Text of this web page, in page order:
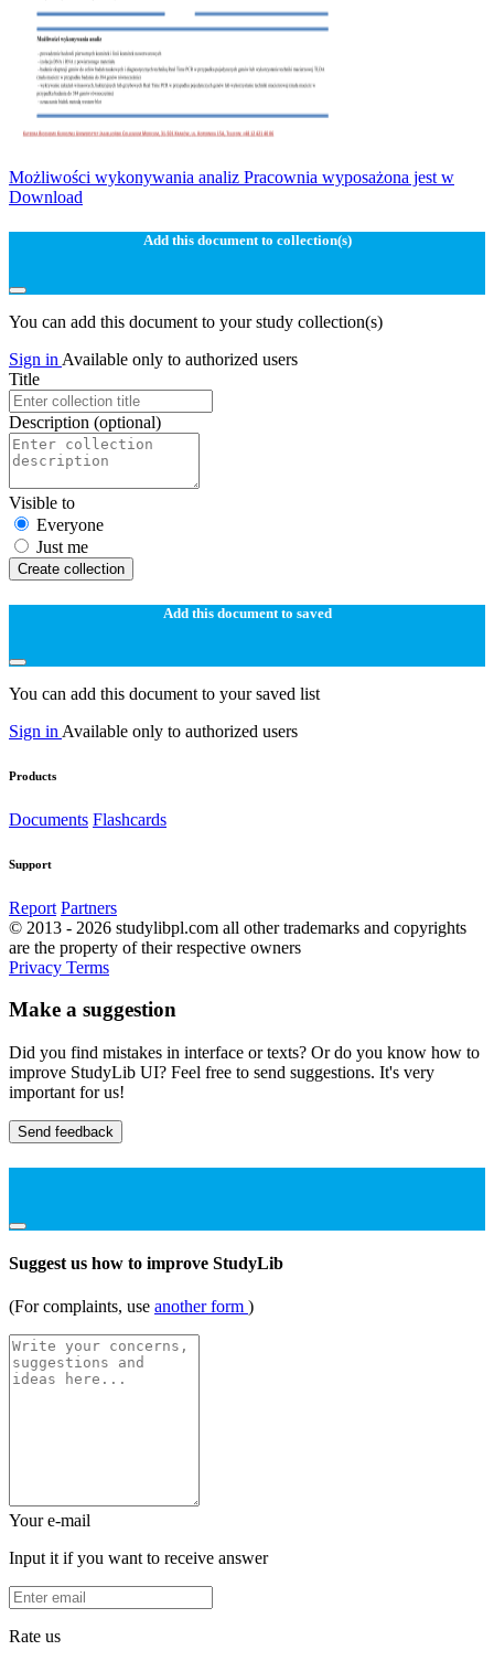
Możliwości wykonywania analiz Pracownia wyposażona jest w
Download
Add this document to collection(s)
You can add this document to your study collection(s)
Sign in Available only to authorized users
Title
Description (optional)
Visible to
Everyone
Just me
Create collection
Add this document to saved
You can add this document to your saved list
Sign in Available only to authorized users
Products
Documents Flashcards
Support
Report Partners
© 2013 - 2026 studylibpl.com all other trademarks and copyrights
are the property of their respective owners
Privacy Terms
Make a suggestion
Did you find mistakes in interface or texts? Or do you know how to
improve StudyLib UI? Feel free to send suggestions. It's very
important for us!
Send feedback
Suggest us how to improve StudyLib
(For complaints, use another form )
Your e-mail
Input it if you want to receive answer
Rate us